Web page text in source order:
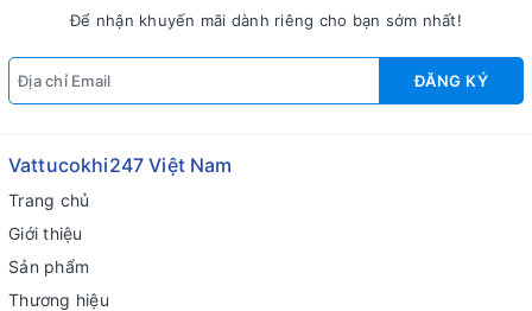
Để nhận khuyến mãi dành riêng cho bạn sớm nhất!
ĐĂNG KÝ
Vattucokhi247 Việt Nam
Trang chủ
Giới thiệu
Sản phẩm
Thương hiệu